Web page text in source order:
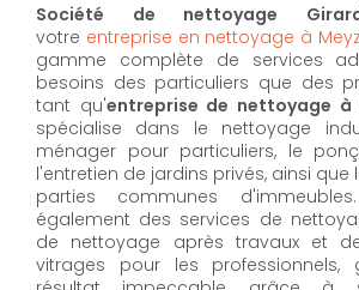
Société de nettoyage
votre entreprise en nettoyage à
gamme complète de services
besoins des particuliers que des
tant qu'entreprise de nettoyage à
spécialise dans le nettoyage
ménager pour particuliers, le
l'entretien de jardins privés, ainsi
parties communes
également des services de
de nettoyage après travaux et
vitrages pour les professionnels,